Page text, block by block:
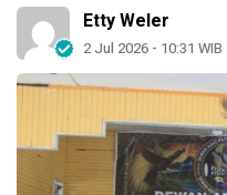
Etty Weler
2 Jul 2026 - 10:31 WIB